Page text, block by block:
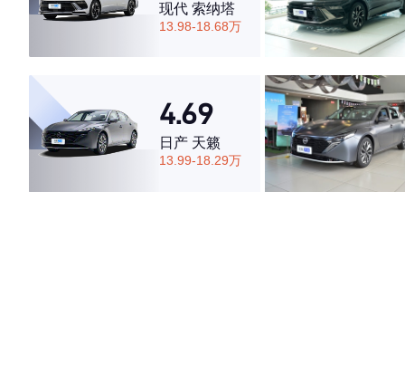
现代 索纳塔
13.98-18.68万
4.69
日产 天籁
13.99-18.29万